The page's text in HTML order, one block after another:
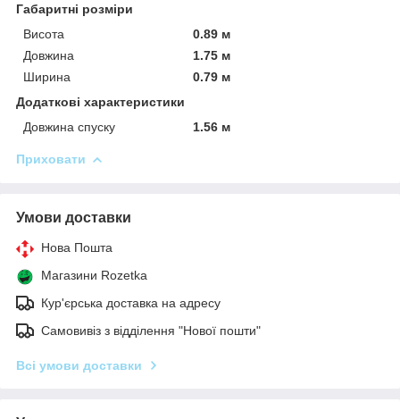
Габаритні розміри
Висота
0.89 м
Довжина
1.75 м
Ширина
0.79 м
Додаткові характеристики
Довжина спуску
1.56 м
Приховати
Умови доставки
Нова Пошта
Магазини Rozetka
Кур'єрська доставка на адресу
Самовивіз з відділення "Нової пошти"
Всі умови доставки